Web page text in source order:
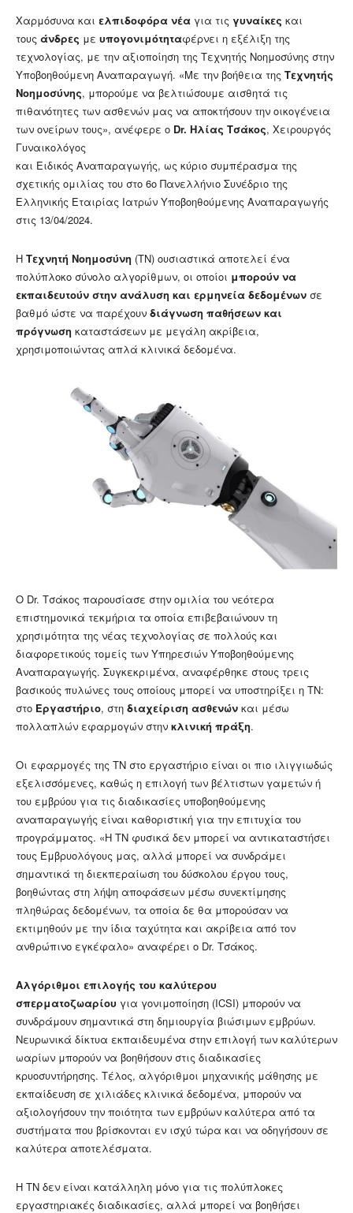
Χαρμόσυνα και ελπιδοφόρα νέα για τις γυναίκες και
τους άνδρες με υπογονιμότηταφέρνει η εξέλιξη της
τεχνολογίας, με την αξιοποίηση της Τεχνητής Νοημοσύνης στην
Υποβοηθούμενη Αναπαραγωγή. «Με την βοήθεια της Τεχνητής
Νοημοσύνης, μπορούμε να βελτιώσουμε αισθητά τις
πιθανότητες των ασθενών μας να αποκτήσουν την οικογένεια
των ονείρων τους», ανέφερε ο Dr. Ηλίας Τσάκος, Χειρουργός
Γυναικολόγος
και Ειδικός Αναπαραγωγής, ως κύριο συμπέρασμα της
σχετικής ομιλίας του στο 6ο Πανελλήνιο Συνέδριο της
Ελληνικής Εταιρίας Ιατρών Υποβοηθούμενης Αναπαραγωγής
στις 13/04/2024.
Η Τεχνητή Νοημοσύνη (ΤΝ) ουσιαστικά αποτελεί ένα
πολύπλοκο σύνολο αλγορίθμων, οι οποίοι μπορούν να
εκπαιδευτούν στην ανάλυση και ερμηνεία δεδομένων σε
βαθμό ώστε να παρέχουν διάγνωση παθήσεων και
πρόγνωση καταστάσεων με μεγάλη ακρίβεια,
χρησιμοποιώντας απλά κλινικά δεδομένα.
Ο Dr. Τσάκος παρουσίασε στην ομιλία του νεότερα
επιστημονικά τεκμήρια τα οποία επιβεβαιώνουν τη
χρησιμότητα της νέας τεχνολογίας σε πολλούς και
διαφορετικούς τομείς των Υπηρεσιών Υποβοηθούμενης
Αναπαραγωγής. Συγκεκριμένα, αναφέρθηκε στους τρεις
βασικούς πυλώνες τους οποίους μπορεί να υποστηρίξει η ΤΝ:
στο Εργαστήριο, στη διαχείριση ασθενών και μέσω
πολλαπλών εφαρμογών στην κλινική πράξη.
Οι εφαρμογές της ΤΝ στο εργαστήριο είναι οι πιο ιλιγγιωδώς
εξελισσόμενες, καθώς η επιλογή των βέλτιστων γαμετών ή
του εμβρύου για τις διαδικασίες υποβοηθούμενης
αναπαραγωγής είναι καθοριστική για την επιτυχία του
προγράμματος. «Η ΤΝ φυσικά δεν μπορεί να αντικαταστήσει
τους Εμβρυολόγους μας, αλλά μπορεί να συνδράμει
σημαντικά τη διεκπεραίωση του δύσκολου έργου τους,
βοηθώντας στη λήψη αποφάσεων μέσω συνεκτίμησης
πληθώρας δεδομένων, τα οποία δε θα μπορούσαν να
εκτιμηθούν με την ίδια ταχύτητα και ακρίβεια από τον
ανθρώπινο εγκέφαλο» αναφέρει ο Dr. Τσάκος.
Αλγόριθμοι επιλογής του καλύτερου
σπερματοζωαρίου για γονιμοποίηση (ICSI) μπορούν να
συνδράμουν σημαντικά στη δημιουργία βιώσιμων εμβρύων.
Νευρωνικά δίκτυα εκπαιδευμένα στην επιλογή των καλύτερων
ωαρίων μπορούν να βοηθήσουν στις διαδικασίες
κρυοσυντήρησης. Τέλος, αλγόριθμοι μηχανικής μάθησης με
εκπαίδευση σε χιλιάδες κλινικά δεδομένα, μπορούν να
αξιολογήσουν την ποιότητα των εμβρύων καλύτερα από τα
συστήματα που βρίσκονται εν ισχύ τώρα και να οδηγήσουν σε
καλύτερα αποτελέσματα.
Η ΤΝ δεν είναι κατάλληλη μόνο για τις πολύπλοκες
εργαστηριακές διαδικασίες, αλλά μπορεί να βοηθήσει